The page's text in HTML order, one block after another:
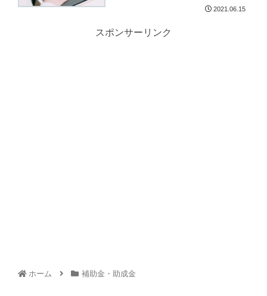
2021.06.15
スポンサーリンク
ホーム 補助金・助成金